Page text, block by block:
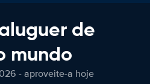
de
mundo
- aproveite-a hoje